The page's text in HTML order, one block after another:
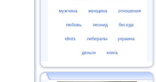
мужчина женщина отношения
любовь леонид беседа
idiots либералы украина
деньги книга